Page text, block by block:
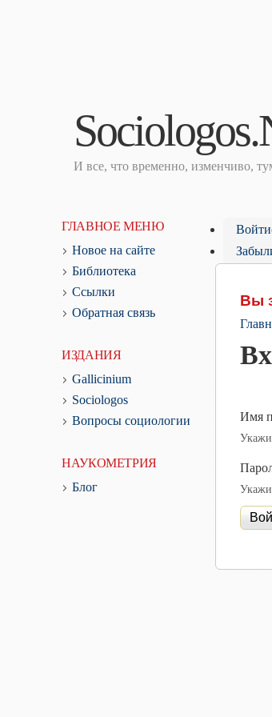
И все, что временно, изменчиво,
Войти
Вы
Имя
ГЛАВНОЕ МЕНЮ
Новое на сайте
Библиотека
Ссылки
Обратная связь
ИЗДАНИЯ
Gallicinium
Sociologos
Вопросы социологии
НАУКОМЕТРИЯ
Блог